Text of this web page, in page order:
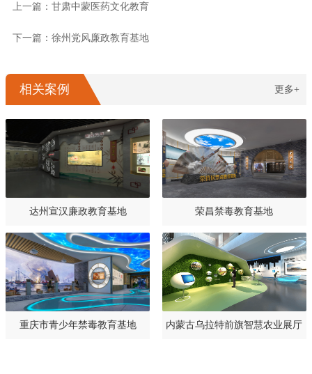
上一篇：甘肃中蒙医药文化教育
下一篇：徐州党风廉政教育基地
相关案例 更多+
达州宣汉廉政教育基地 荣昌禁毒教育基地
重庆市青少年禁毒教育基地 内蒙古乌拉特前旗智慧农业展厅